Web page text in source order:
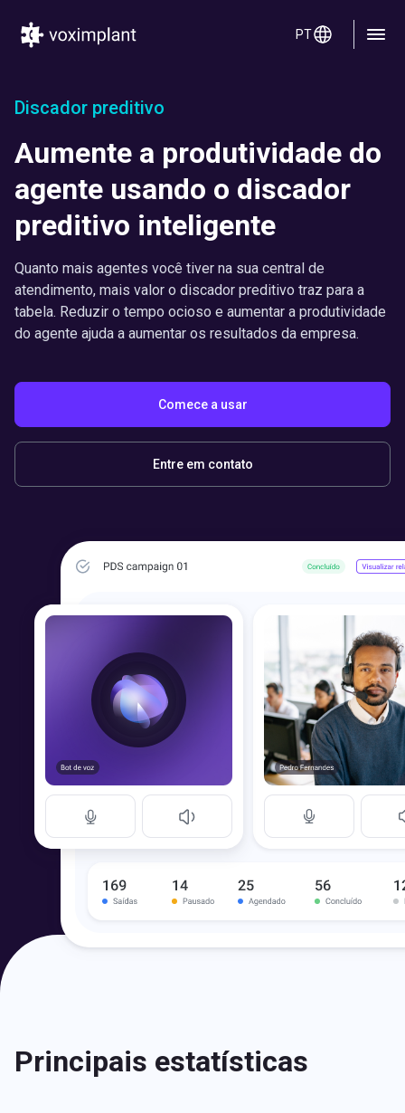
PT
Discador preditivo
Aumente a produtividade do
agente usando o discador
preditivo inteligente
Quanto mais agentes você tiver na sua central de
atendimento, mais valor o discador preditivo traz para a
tabela. Reduzir o tempo ocioso e aumentar a produtividade
do agente ajuda a aumentar os resultados da empresa.
Comece a usar
Entre em contato
Principais estatísticas